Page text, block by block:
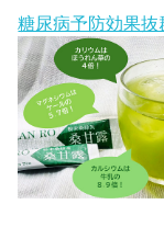
糖尿病予防効果